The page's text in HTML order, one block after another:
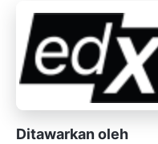
Ditawarkan oleh